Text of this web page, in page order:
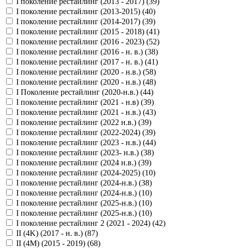
I поколение рестайлинг (2013-2015) (40)
I поколение рестайлинг (2014-2017) (39)
I поколение рестайлинг (2015 - 2018) (41)
I поколение рестайлинг (2016 - 2023) (52)
I поколение рестайлинг (2016 - н. в.) (38)
I поколение рестайлинг (2017 - н. в.) (41)
I поколение рестайлинг (2020 - н.в.) (58)
I поколение рестайлинг (2020 - н.в.) (48)
I Поколение рестайлинг (2020-н.в.) (44)
I поколение рестайлинг (2021 - н.в) (39)
I поколение рестайлинг (2021 - н.в.) (43)
I поколение рестайлинг (2022 н.в.) (39)
I поколение рестайлинг (2022-2024) (39)
I поколение рестайлинг (2023 - н.в.) (44)
I поколение рестайлинг (2023- н.в.) (38)
I поколение рестайлинг (2024 н.в.) (39)
I поколение рестайлинг (2024-2025) (10)
I поколение рестайлинг (2024-н.в.) (38)
I поколение рестайлинг (2024-н.в.) (10)
I поколение рестайлинг (2025-н.в.) (10)
I поколение рестайлинг (2025-н.в.) (10)
I поколение рестайлинг 2 (2021 - 2024) (42)
II (4K) (2017 - н. в.) (87)
II (4M) (2015 - 2019) (68)